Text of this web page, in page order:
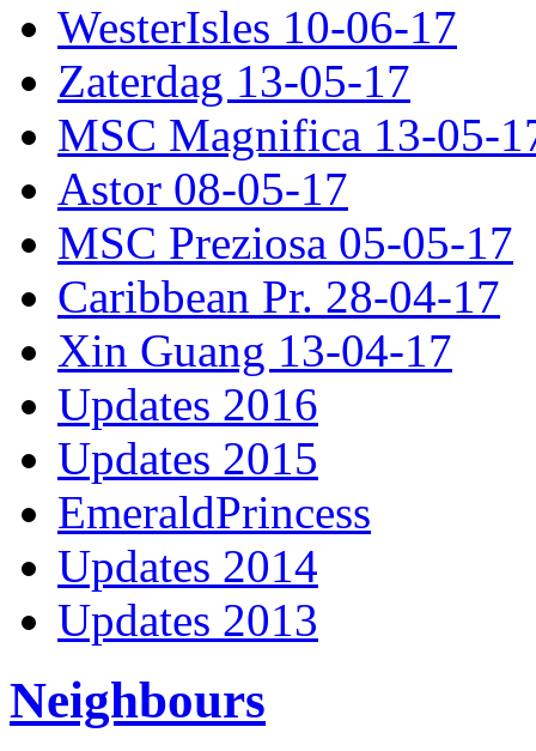
WesterIsles 10-06-17
Zaterdag 13-05-17
MSC Magnifica 13-05-
Astor 08-05-17
MSC Preziosa 05-05-17
Caribbean Pr. 28-04-17
Xin Guang 13-04-17
Updates 2016
Updates 2015
EmeraldPrincess
Updates 2014
Updates 2013
Neighbours